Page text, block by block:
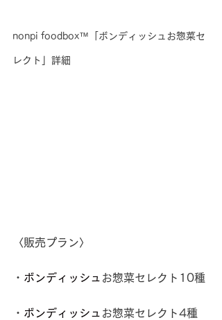
nonpi foodbox™「ボンディッシュお惣菜セ
レクト」詳細
〈販売プラン〉
・ ボンディッシュ お惣菜セレクト10種
・ ボンディッシュ お惣菜セレクト4種